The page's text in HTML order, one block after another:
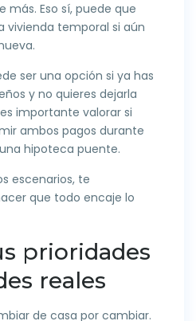
Eso sí, puede que
vivienda temporal si aún
ser una opción si ya has
y no quieres dejarla
importante valorar si
ambos pagos durante
hipoteca puente.
escenarios, te
que todo encaje lo
prioridades
reales
de casa por cambiar.